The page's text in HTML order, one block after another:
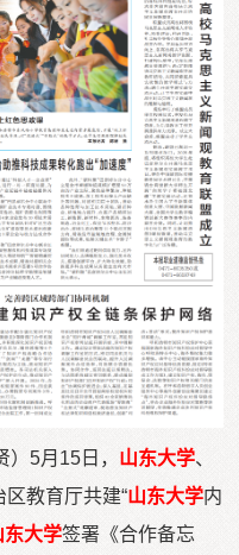
5月15日， 山东大学、
教育厅共建“山东大学内
东大学签署《合作备忘